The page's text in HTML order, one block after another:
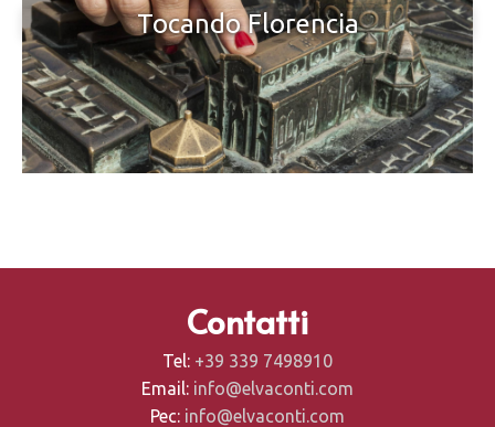
Tocando Florencia
Contatti
Tel: +39 339 7498910
Email: info@elvaconti.com
Pec: info@elvaconti.com